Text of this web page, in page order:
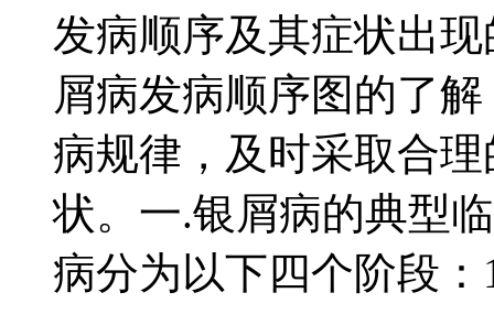
发病顺序及其症状出
屑病发病顺序图的了
病规律，及时采取合
状。一.银屑病的典型
病分为以下四个阶段：